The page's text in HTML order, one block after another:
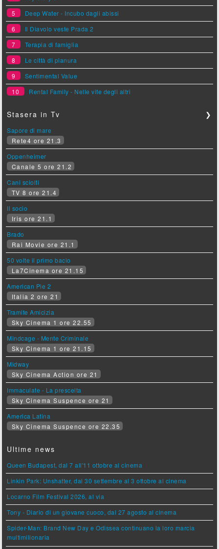
5
Deep Water - Incubo dagli abissi
6
Il Diavolo veste Prada 2
7
Terapia di famiglia
8
Le città di pianura
9
Sentimental Value
10
Rental Family - Nelle vite degli altri
Stasera in Tv ❯
Sapore di mare
Rete4 ore 21.3
Oppenheimer
Canale 5 ore 21.2
Cani sciolti
TV 8 ore 21.4
Il socio
Iris ore 21.1
Brado
Rai Movie ore 21.1
50 volte il primo bacio
La7Cinema ore 21.15
American Pie 2
Italia 2 ore 21
Tramite Amicizia
Sky Cinema 1 ore 22.55
Mindcage - Mente Criminale
Sky Cinema 1 ore 21.15
Midway
Sky Cinema Action ore 21
Immaculate - La prescelta
Sky Cinema Suspence ore 21
America Latina
Sky Cinema Suspence ore 22.35
Ultime news
Queen Budapest, dal 7 all'11 ottobre al cinema
Linkin Park: Unshatter, dal 30 settembre al 3 ottobre al cinema
Locarno Film Festival 2026, al via
Tony - Diario di un giovane cuoco, dal 27 agosto al cinema
Spider-Man: Brand New Day e Odissea continuano la loro marcia
multimilionaria